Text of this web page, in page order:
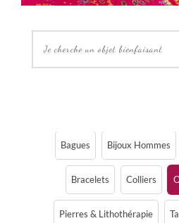
Bagues Bijoux Hommes
Bracelets Colliers
Pierres & Lithothérapie